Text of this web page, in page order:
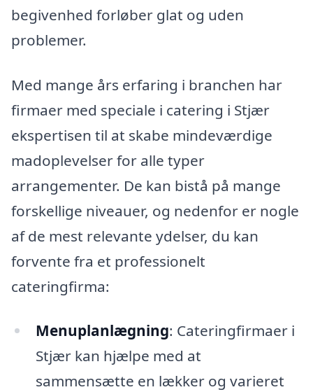
begivenhed forløber glat og uden
problemer.
Med mange års erfaring i branchen har
firmaer med speciale i catering i Stjær
ekspertisen til at skabe mindeværdige
madoplevelser for alle typer
arrangementer. De kan bistå på mange
forskellige niveauer, og nedenfor er nogle
af de mest relevante ydelser, du kan
forvente fra et professionelt
cateringfirma:
Menuplanlægning: Cateringfirmaer i
Stjær kan hjælpe med at
sammensætte en lækker og varieret